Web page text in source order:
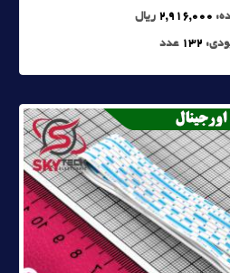
2,916,000 ریال
132 عدد